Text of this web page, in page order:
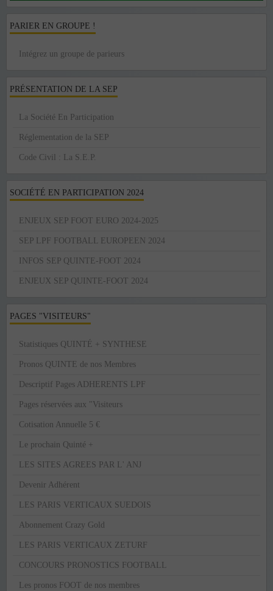
PARIER EN GROUPE !
Intégrez un groupe de parieurs
PRÉSENTATION DE LA SEP
La Société En Participation
Réglementation de la SEP
Code Civil : La S.E.P.
SOCIÉTÉ EN PARTICIPATION 2024
ENJEUX SEP FOOT EURO 2024-2025
SEP LPF FOOTBALL EUROPEEN 2024
INFOS SEP QUINTE-FOOT 2024
ENJEUX SEP QUINTE-FOOT 2024
PAGES "VISITEURS"
Statistiques QUINTÉ + SYNTHESE
Pronos QUINTE de nos Membres
Descriptif Pages ADHERENTS LPF
Pages réservées aux "Visiteurs
Cotisation Annuelle 5 €
Le prochain Quinté +
LES SITES AGREES PAR L' ANJ
Devenir Adhérent
LES PARIS VERTICAUX SUEDOIS
Abonnement Crazy Gold
LES PARIS VERTICAUX ZETURF
CONCOURS PRONOSTICS FOOTBALL
Les pronos FOOT de nos membres